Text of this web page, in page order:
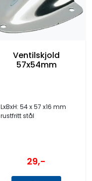
Ventilskjold
57x54mm
LxBxH: 54 x 57 x16 mm
rustfritt stål
29,-